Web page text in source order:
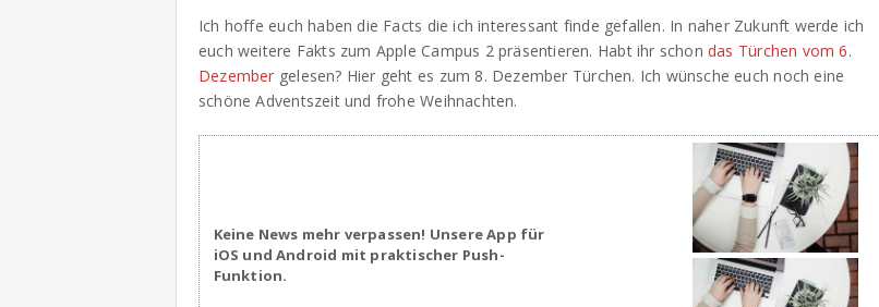
Ich hoffe euch haben die Facts die ich interessant finde gefallen. In naher Zukunft werde ich
euch weitere Fakts zum Apple Campus 2 präsentieren. Habt ihr schondas Türchen vom 6.
Dezember gelesen? Hier geht es zum 8. Dezember Türchen. Ich wünsche euch noch eine
schöne Adventszeit und frohe Weihnachten.
Keine News mehr verpassen! Unsere App für
iOS und Android mit praktischer Push-
Funktion.